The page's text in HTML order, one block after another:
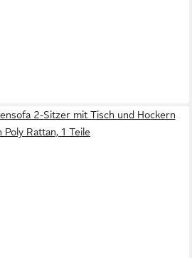
2-Sitzer mit Tisch und Hockern
Poly Rattan, 1 Teile